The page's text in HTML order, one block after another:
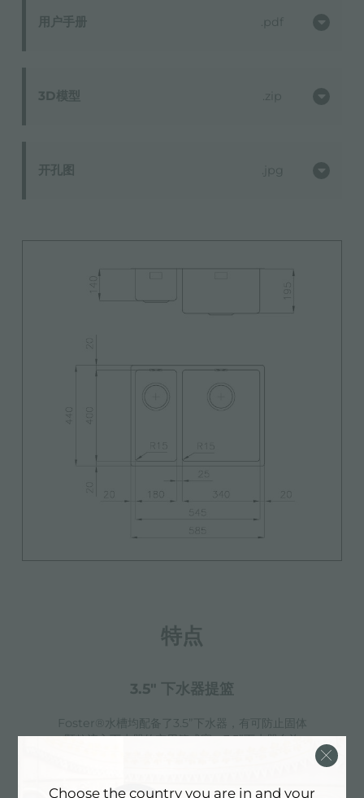
用户手册 pdf
3D模型 zip
开孔图 jpg
特点
3.5" 下水器提篮
Foster®水槽均配备了3.5”下水器，有可防止固体
颗粒流入下水器的实用篮式塞。3.5”下水器允许
Choose the country you are in and your